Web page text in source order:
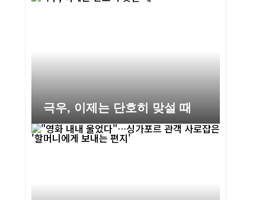
극우, 이제는 단호히 맞설 때